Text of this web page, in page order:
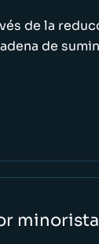
de la
de
minorista